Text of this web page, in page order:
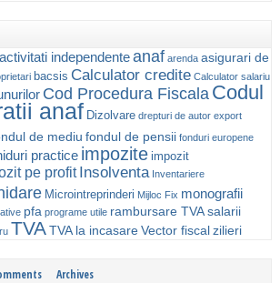
activitati independenteanaf arenda asigurari de
bacsis Calculator credite Calculator salariu
Cod Procedura Fiscala Codul
anaf Dizolvare drepturi de autor export
de mediu fondul de pensii fonduri europene
practice impozite impozit
pe profit Insolventa Inventariere
Microintreprinderi Mijloc Fix monografii
pfa programe utile rambursare TVAsalarii
TVATVA la incasareVector fiscalzilieri
Archives